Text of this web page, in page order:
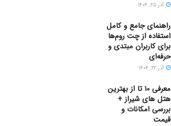
آذر ۲۵, ۱۴۰۴
راهنمای جامع و کامل
استفاده از چت روم‌ها
برای کاربران مبتدی و
حرفه‌ای
آذر ۲۲, ۱۴۰۴
معرفی 10 تا از بهترین
هتل های شیراز +
بررسی امکانات و
قیمت